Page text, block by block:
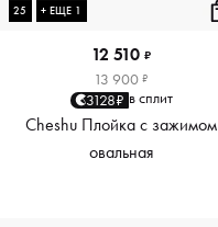
25 + ЕЩЕ 1
12 510 ₽
13 900 ₽
3128₽ в сплит
Cheshu Плойка с зажимом
овальная